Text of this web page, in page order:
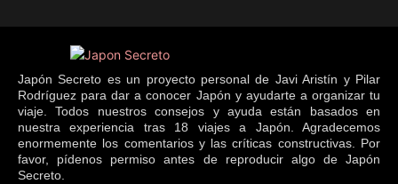
Japón Secreto es un proyecto personal de Javi Aristín y Pilar
Rodríguez para dar a conocer Japón y ayudarte a organizar tu
viaje. Todos nuestros consejos y ayuda están basados en
nuestra experiencia tras 18 viajes a Japón. Agradecemos
enormemente los comentarios y las críticas constructivas. Por
favor, pídenos permiso antes de reproducir algo de Japón
Secreto.